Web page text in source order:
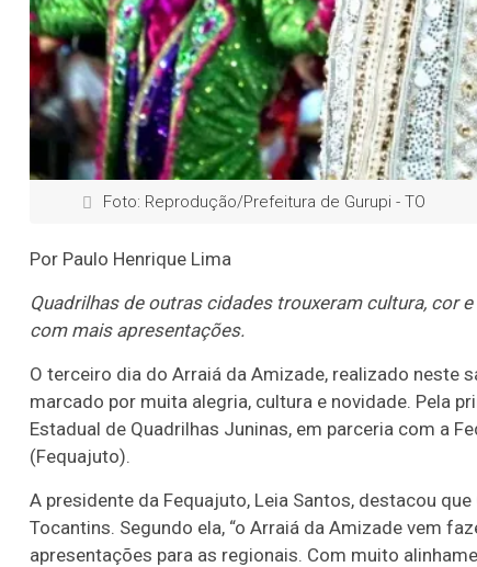
Foto: Reprodução/Prefeitura de Gurupi - TO
Por Paulo Henrique Lima
Quadrilhas de outras cidades trouxeram cultura, cor
com mais apresentações.
O terceiro dia do Arraiá da Amizade, realizado neste
marcado por muita alegria, cultura e novidade. Pela
Estadual de Quadrilhas Juninas, em parceria com a
(Fequajuto).
A presidente da Fequajuto, Leia Santos, destacou
Tocantins. Segundo ela, “o Arraiá da Amizade vem
apresentações para as regionais. Com muito